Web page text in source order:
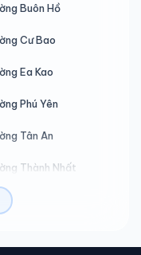
Buôn Hồ
Cư Bao
Ea Kao
Phú Yên
Tân An
Thành Nhất
Xuân Đài